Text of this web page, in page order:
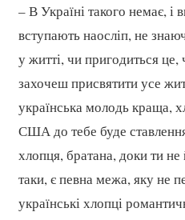
– В Україні такого немає, і
вступають наосліп, не
у житті, чи пригодиться це,
захочеш присвятити усе
українська молодь краща,
США до тебе буде
хлопця, братана, доки ти
таки, є певна межа, яку не
українські хлопці